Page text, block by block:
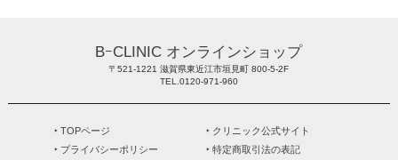
BｰCLINIC オンラインショップ
〒521-1221 滋賀県東近江市垣見町 800-5-2F
TEL.0120-971-960
‣ TOPページ
‣ クリニック公式サイト
‣ プライバシーポリシー
‣ 特定商取引法の表記